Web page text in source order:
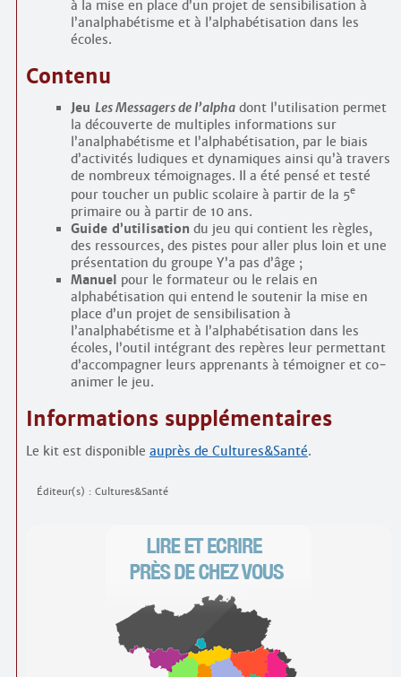
à la mise en place d’un projet de sensibilisation à
l’analpha­bétisme et à l’alphabétisation dans les
écoles.
Contenu
Jeu Les Messagers de l’alphadont l’utilisation permet
la découverte de multiples informations sur
l’analphabétisme et l’alphabétisation, par le biais
d’activités ludiques et dynamiques ainsi qu’à travers
de nombreux témoignages. Il a été pensé et testé
pour toucher un public scolaire à partir de la 5e
primaire ou à partir de 10 ans.
Guide d’utilisation du jeu qui contient les règles,
des ressources, des pistes pour aller plus loin et une
présentation du groupe Y’a pas d’âge ;
Manuel pour le formateur ou le relais en
alphabétisation qui entend le soutenir la mise en
place d’un projet de sensibilisation à
l’analphabétisme et à l’alphabétisation dans les
écoles, l’outil intégrant des repères leur permettant
d’accompagner leurs apprenants à témoigner et co­
animer le jeu.
Informations supplémentaires
Le kit est disponible auprès de Cultures&Santé.
Éditeur(s) : Cultures&Santé